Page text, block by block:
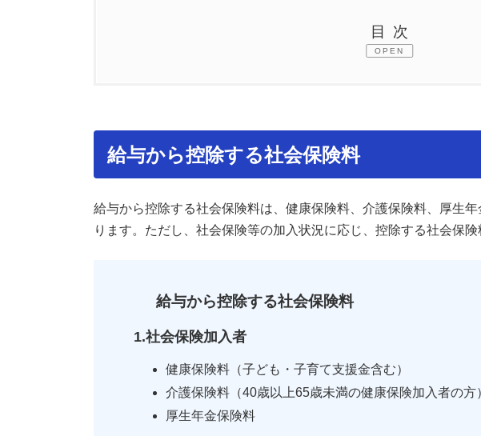
目次
OPEN
0.2.1.社会保険料（健康保険・介護保険・厚生年金保
0.2.3.雇用保険料の計算方法
0.3.社会保険料控除の注意点
0.3.1.1.社会保険料の徴収は月単位
0.3.2. 2.社会保険料は原則翌月徴収
0.3.3.3.退職月の社会保険料
給与から控除する社会保険料
給与から控除する社会保険料は、健康保険料、介護保険料、厚生
ります。ただし、社会保険等の加入状況に応じ、控除する社会保険
給与から控除する社会保険料
1.社会保険加入者
健康保険料（子ども・子育て支援金含む）
介護保険料（40歳以上65歳未満の健康保険加入者の方
厚生年金保険料